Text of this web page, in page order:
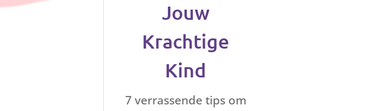
Jouw
Krachtige
Kind
7 verrassende tips om